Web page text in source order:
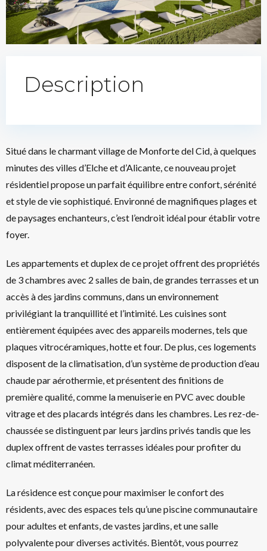
Description
Situé dans le charmant village de Monforte del Cid, à quelques
minutes des villes d’Elche et d’Alicante, ce nouveau projet
résidentiel propose un parfait équilibre entre confort, sérénité
et style de vie sophistiqué. Environné de magnifiques plages et
de paysages enchanteurs, c’est l’endroit idéal pour établir votre
foyer.
Les appartements et duplex de ce projet offrent des propriétés
de 3 chambres avec 2 salles de bain, de grandes terrasses et un
accès à des jardins communs, dans un environnement
privilégiant la tranquillité et l’intimité. Les cuisines sont
entièrement équipées avec des appareils modernes, tels que
plaques vitrocéramiques, hotte et four. De plus, ces logements
disposent de la climatisation, d’un système de production d’eau
chaude par aérothermie, et présentent des finitions de
première qualité, comme la menuiserie en PVC avec double
vitrage et des placards intégrés dans les chambres. Les rez-de-
chaussée se distinguent par leurs jardins privés tandis que les
duplex offrent de vastes terrasses idéales pour profiter du
climat méditerranéen.
La résidence est conçue pour maximiser le confort des
résidents, avec des espaces tels qu’une piscine communautaire
pour adultes et enfants, de vastes jardins, et une salle
polyvalente pour diverses activités. Bientôt, vous pourrez